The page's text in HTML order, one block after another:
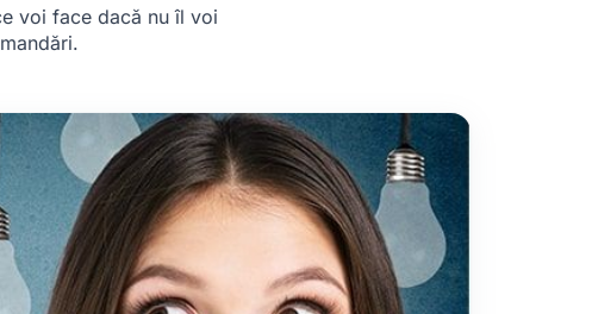
voi face dacă nu îl voi